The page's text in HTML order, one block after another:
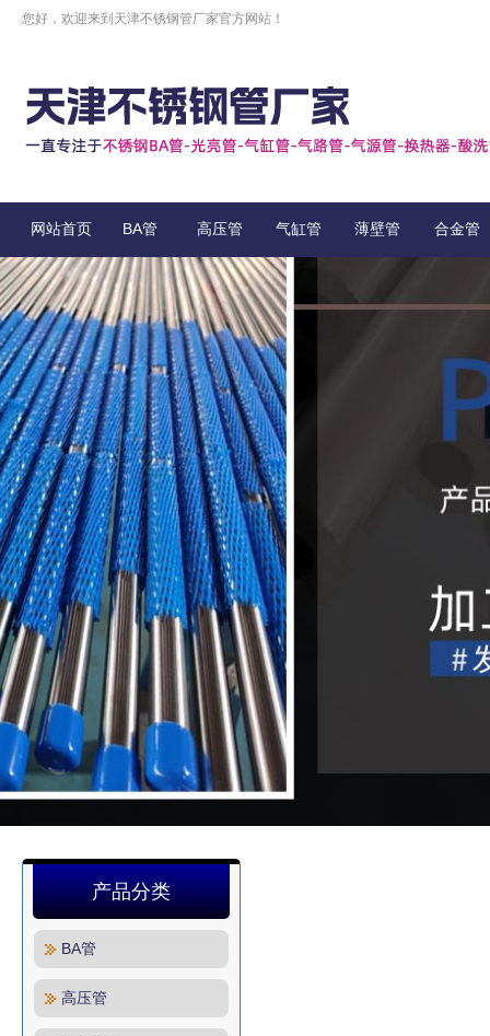
您好，欢迎来到天津不锈钢管厂家官方网站！
网站首页 BA管 高压管 气缸管 薄壁管 合金管
产品分类
BA管
高压管